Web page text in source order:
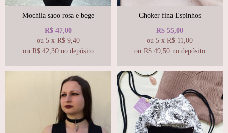
Mochila saco rosa e bege
R$ 47,00
ou 5 x R$ 9,40
ou R$ 42,30 no depósito
Choker fina Espinhos
R$ 55,00
ou 5 x R$ 11,00
ou R$ 49,50 no depósito